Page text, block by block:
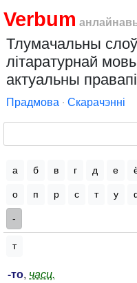
Verbum
Тлумачальны
літаратурнай
актуальны
Прадмова ∙ Скарачэнні
а б в г д е
о п р с т у
-
т
-то, часц.